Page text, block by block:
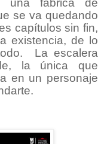
una fábrica de
se va quedando
capítulos sin fin,
existencia, de lo
La escalera
la única que
en un personaje